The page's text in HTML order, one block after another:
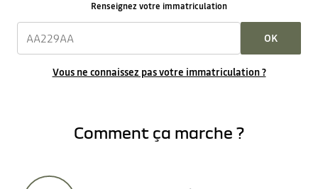
Renseignez votre immatriculation
OK
Vous ne connaissez pas votre immatriculation ?
Comment ça marche ?